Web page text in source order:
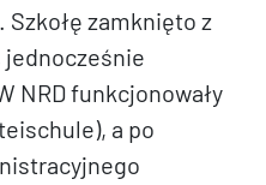
zamknięto z
jednocześnie
NRD funkcjonowały
a po